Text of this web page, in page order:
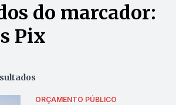
do marcador:
Pix
ORÇAMENTO PÚBLICO